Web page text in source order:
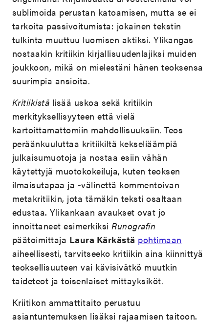
sublimoida perustan katoamisen, mutta se ei
tarkoita passivoitumista: jokainen tekstin
tulkinta muuttuu luomisen aktiksi. Ylikangas
nostaakin kritiikin kirjallisuudenlajiksi muiden
joukkoon, mikä on mielestäni hänen teoksensa
suurimpia ansioita.
Kritiikistä lisää uskoa sekä kritiikin
merkityksellisyyteen että vielä
kartoittamattomiin mahdollisuuksiin. Teos
peräänkuuluttaa kritiikiltä kekseliäämpiä
julkaisumuotoja ja nostaa esiin vähän
käytettyjä muotokokeiluja, kuten teoksen
ilmaisutapaa ja -välinettä kommentoivan
metakritiikin, jota tämäkin teksti osaltaan
edustaa. Ylikankaan avaukset ovat jo
innoittaneet esimerkiksiRunografin
päätoimittaja Laura Kärkästä pohtimaan
aiheellisesti, tarvitseeko kritiikin aina kiinnittyä
teoksellisuuteen vai kävisivätkö muutkin
taideteot ja toisenlaiset mittayksiköt.
Kriitikon ammattitaito perustuu
asiantuntemuksen lisäksi rajaamisen taitoon.